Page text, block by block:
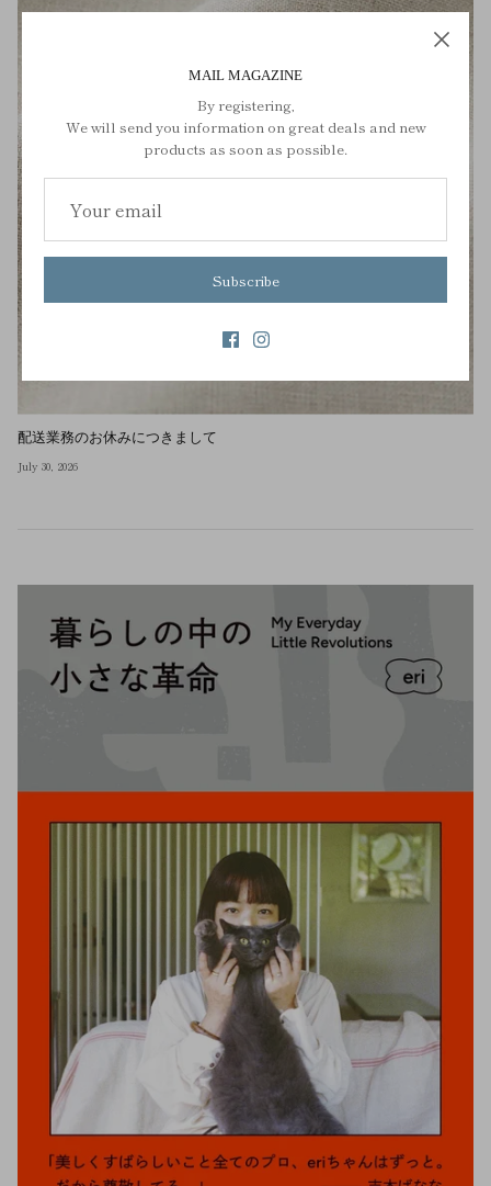
配送業務のお休みにつきまして
July 30, 2026
MAIL MAGAZINE
By registering,
We will send you information on great deals and new
products as soon as possible.
Subscribe